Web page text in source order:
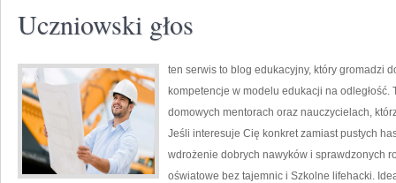
Uczniowski głos
ten serwis to blog edukacyjny, który gromadzi
kompetencje w modelu edukacji na
domowych mentorach oraz nauczycielach,
Jeśli interesuje Cię konkret zamiast pustych
wdrożenie dobrych nawyków i sprawdzonych
oświatowe bez tajemnic i Szkolne lifehacki.